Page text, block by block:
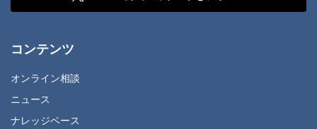
コンテンツ
オンライン相談
ニュース
ナレッジベース